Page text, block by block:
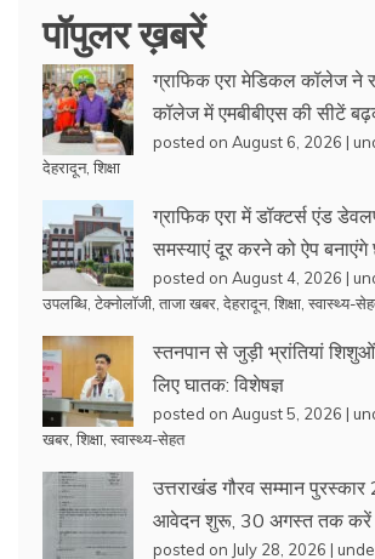
पॉपुलर ख़बरें
ग्राफिक एरा मेडिकल कॉलेज ने
कॉलेज में एमबीबीएस की सीटें
posted on August 6, 2026 |
देहरादून, शिक्षा
ग्राफिक एरा में डॉक्टर्स एंड
समस्याएं दूर करने को ऐप बनाएंगे
posted on August 4, 2026 |
उपलब्धि टेक्नोलॉजी ताजा खबर देहरादून, शिक्षा स्वास्थ्य-
स्तनपान से जुड़ी भ्रांतियां
लिए घातक: विशेषज्ञ
posted on August 5, 2026 |
खबर शिक्षा स्वास्थ्य-सेहत
उत्तराखंड गौरव सम्मान
आवेदन शुरू, 30 अगस्त तक करें
posted on July 28, 2026 |